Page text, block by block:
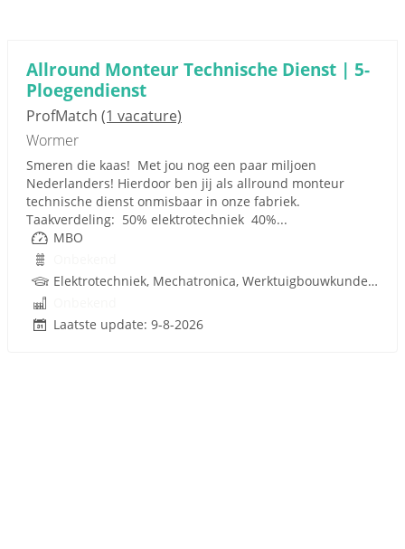
Allround Monteur Technische Dienst | 5-
Ploegendienst
ProfMatch (1 vacature)
Wormer
Smeren die kaas! Met jou nog een paar miljoen
Nederlanders! Hierdoor ben jij als allround monteur
technische dienst onmisbaar in onze fabriek.
Taakverdeling: 50% elektrotechniek 40%...
MBO
Elektrotechniek, Mechatronica, Werktuigbouwkunde, Pneumatiek
Laatste update: 9-8-2026